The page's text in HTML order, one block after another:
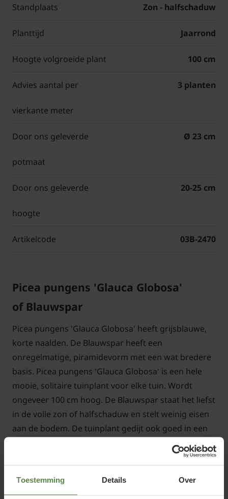
Toestemming Details Over
Standplaats Zon - halfschaduw
Planttijd Jaarrond
Hoogte volgroeide plant 100 cm
Advies aantal per
vierkante meter
3 planten
Door ons geleverde
potmaat
Ø 23 cm
Door ons geleverde
hoogte
20-25 cm
Artikelcode 03B-2470
Picea pungens 'Glauca Globosa'
of Blauwspar
Picea pungens 'Glauca Globosa' heeft grijsblauwe,
korte naalden. De Blauwspar heeft een
onregelmatige, piramidevorm met een wat bredere
basis. Picea pungens 'Glauca Globosa' is een hele
mooie, solitaire tuinplant voor elke tuin. Wordt
ongeveer 100 cm hoog. De Blauwspar staat het liefst
in de volle zon of halfschaduw en stelt weinig eisen
aan de bodem. De tuinplant gedijt ook goed in een
milieuomstandigheden en is erg winterhard.
Standplaats Picea pungens 'Glauca